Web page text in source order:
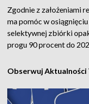
Zgodnie z założeniami
ma pomóc w
selektywnej zbiórki
progu 90 procent do
Obserwuj Aktualności